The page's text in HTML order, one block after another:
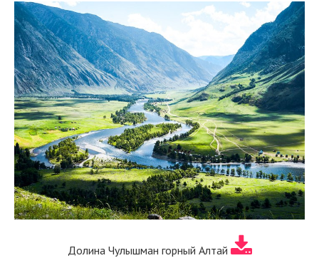
Долина Чулышман горный Алтай